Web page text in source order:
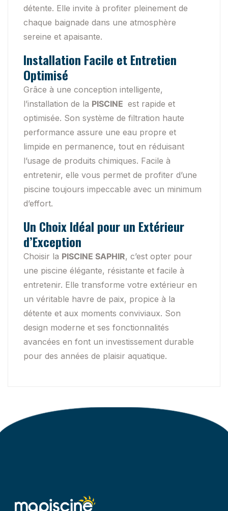
détente. Elle invite à profiter pleinement de
chaque baignade dans une atmosphère
sereine et apaisante.
Installation Facile et Entretien
Optimisé
Grâce à une conception intelligente,
l’installation de la PISCINE est rapide et
optimisée. Son système de filtration haute
performance assure une eau propre et
limpide en permanence, tout en réduisant
l’usage de produits chimiques. Facile à
entretenir, elle vous permet de profiter d’une
piscine toujours impeccable avec un minimum
d’effort.
Un Choix Idéal pour un Extérieur
d’Exception
Choisir la PISCINE SAPHIR, c’est opter pour
une piscine élégante, résistante et facile à
entretenir. Elle transforme votre extérieur en
un véritable havre de paix, propice à la
détente et aux moments conviviaux. Son
design moderne et ses fonctionnalités
avancées en font un investissement durable
pour des années de plaisir aquatique.